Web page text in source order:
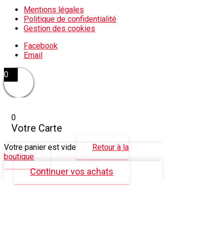
Mentions légales
Politique de confidentialité
Gestion des cookies
Facebook
Email
0
0
Votre Carte
Votre panier est vide
Retour à la
boutique
Continuer vos achats